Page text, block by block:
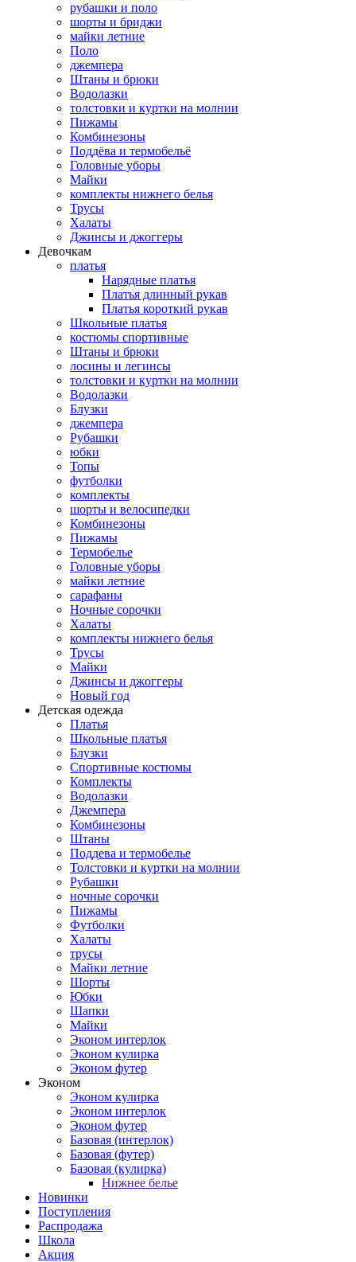
рубашки и поло
шорты и бриджи
майки летние
Поло
джемпера
Штаны и брюки
Водолазки
толстовки и куртки на молнии
Пижамы
Комбинезоны
Поддёва и термобельё
Головные уборы
Майки
комплекты нижнего белья
Трусы
Халаты
Джинсы и джоггеры
Девочкам
платья
Нарядные платья
Платья длинный рукав
Платья короткий рукав
Школьные платья
костюмы спортивные
Штаны и брюки
лосины и легинсы
толстовки и куртки на молнии
Водолазки
Блузки
джемпера
Рубашки
юбки
Топы
футболки
комплекты
шорты и велосипедки
Комбинезоны
Пижамы
Термобелье
Головные уборы
майки летние
сарафаны
Ночные сорочки
Халаты
комплекты нижнего белья
Трусы
Майки
Джинсы и джоггеры
Новый год
Детская одежда
Платья
Школьные платья
Блузки
Спортивные костюмы
Комплекты
Водолазки
Джемпера
Комбинезоны
Штаны
Поддева и термобелье
Толстовки и куртки на молнии
Рубашки
ночные сорочки
Пижамы
Футболки
Халаты
трусы
Майки летние
Шорты
Юбки
Шапки
Майки
Эконом интерлок
Эконом кулирка
Эконом футер
Эконом
Эконом кулирка
Эконом интерлок
Эконом футер
Базовая (интерлок)
Базовая (футер)
Базовая (кулирка)
Нижнее белье
Новинки
Поступления
Распродажа
Школа
Акция